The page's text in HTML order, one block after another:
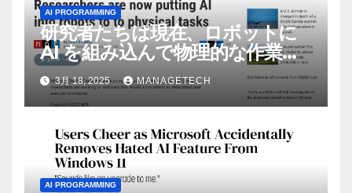
AI PROGRAMMING
研究者たちは現在、ロボットに
AI を組み込んで物理的な作業を
実行させている | ノーザン パブ
リック ラジオ: WNIJ および
WNIU
3月 18, 2025 MANAGETECH
AI PROGRAMMING